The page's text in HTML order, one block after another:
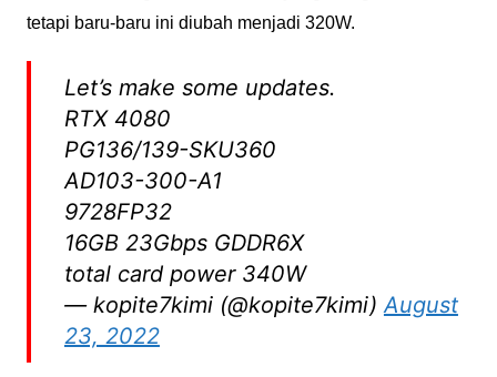
tetapi baru-baru ini diubah menjadi 320W.
Let’s make some updates.
RTX 4080
PG136/139-SKU360
AD103-300-A1
9728FP32
16GB 23Gbps GDDR6X
total card power 340W
— kopite7kimi (@kopite7kimi) August
23, 2022